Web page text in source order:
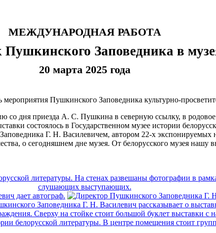
МЕЖДУНАРОДНАЯ РАБОТА
Заповедника в
20 марта 2025 года
Пушкинского Заповедника культурно-
со дня приезда А. С. Пушкина в северную ссылку, в
состоялось в Государственном музее истории
Г. Н. Василевичем, автором 22-х
о сегодняшнем дне музея. От белорусского музея